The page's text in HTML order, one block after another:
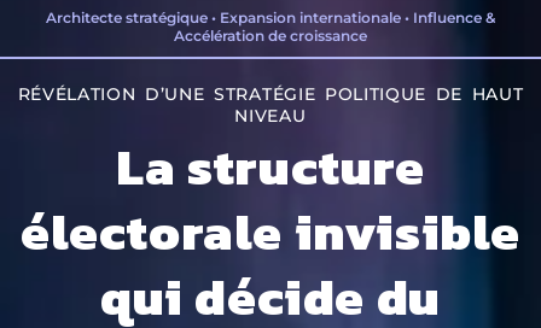
Architecte stratégique • Expansion internationale • Influence &
Accélération de croissance
RÉVÉLATION D’UNE STRATÉGIE POLITIQUE DE HAUT
NIVEAU
La structure
électorale invisible
qui décide du